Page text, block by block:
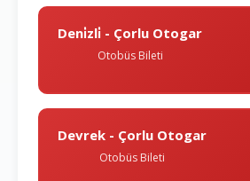
Deni̇zli̇ - Çorlu Otogar
Otobüs Bileti
Devrek - Çorlu Otogar
Otobüs Bileti